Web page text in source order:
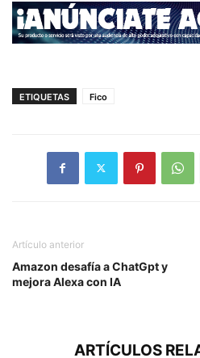
ETIQUETAS Fico
Artículo anterior
Amazon desafía a ChatGpt y
mejora Alexa con IA
ARTÍCULOS